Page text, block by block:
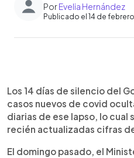
PorEvelia Hernández
Publicado el 14 de
► Escuchar artículo
Los 14 días de silencio del
casos nuevos de covid
diarias de ese lapso, lo cual
recién actualizadas cifras
El domingo pasado, el